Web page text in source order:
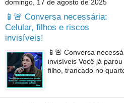
domingo, 17 de agosto de 2025
📱🚨 Conversa necessária:
Celular, filhos e riscos
invisíveis!
📱🚨 Conversa
invisíveis Você já
filho, trancado no